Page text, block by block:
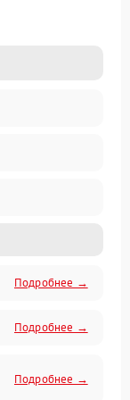
Подробнее →
Подробнее →
Подробнее →